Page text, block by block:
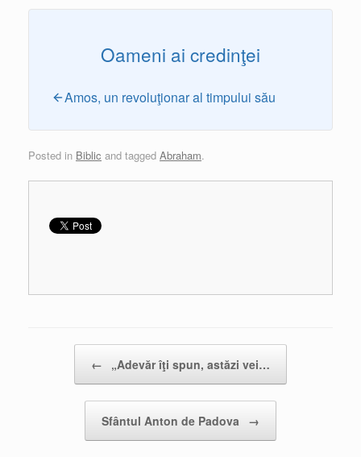
Oameni ai credinţei
Amos, un revoluţionar al timpului său
Posted in Biblic and tagged Abraham.
← „Adevăr îţi spun, astăzi vei…
Sfântul Anton de Padova →